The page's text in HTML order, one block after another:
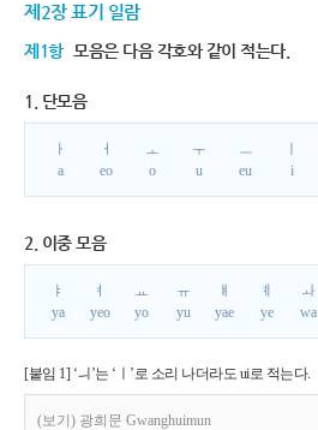
제2장 표기 일람
제1항 모음은 다음 각호와 같이 적는다.
1. 단모음
ㅏ
a
ㅓ
eo
ㅗ
o
ㅜ
u
ㅡ
eu
i
2. 이중 모음
ㅑ
ya
ㅕ
yeo
ㅛ
yo
ㅠ
yu
ㅒ
yae
ㅖ
ye
ㅘ
wa
[붙임 1] ‘ㅢ’는 ‘ㅣ’로 소리 나더라도 ui로 적는다.
(보기) 광희문 Gwanghuimun